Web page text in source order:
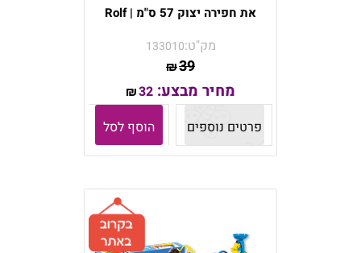
את חפירה יצוק 57 ס"מ | Rolf
מק"ט:133010
₪39
מחיר מבצע: ₪32
פרטים נוספים
הוסף לסל